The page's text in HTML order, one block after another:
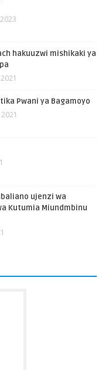
hakuuzwi mishikaki ya
Pwani ya Bagamoyo
ujenzi wa
Kutumia Miundmbinu